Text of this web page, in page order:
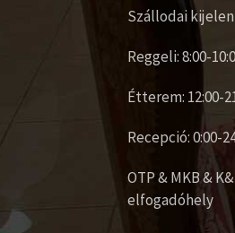
Szállodai
Reggeli: 8:00-
Étterem: 12:00-
Recepció: 0:00-
OTP & MKB &
elfogadóhely